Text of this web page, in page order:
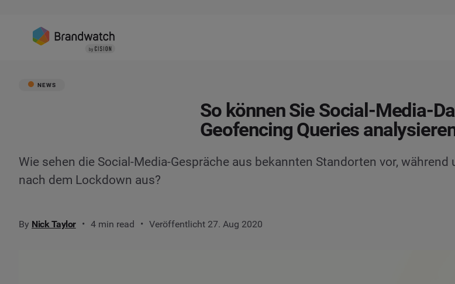
NEWS
So können Sie Social-Media-
Geofencing Queries
Wie sehen die Social-Media-Gespräche aus bekannten Standorten vor, während
nach dem Lockdown aus?
By Nick Taylor 4 min read Veröffentlicht 27. Aug 2020